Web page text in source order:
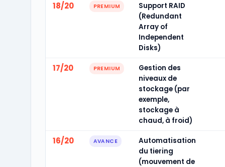
18/20 PREMIUM
Support RAID
(Redundant
Array of
Independent
Disks)
17/20 PREMIUM
Gestion des
niveaux de
stockage (par
exemple,
stockage à
chaud, à froid)
16/20 AVANCE
Automatisation
du tiering
(mouvement de